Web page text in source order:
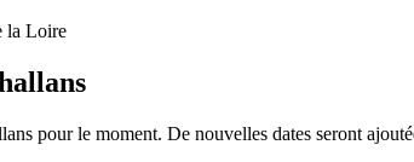
la Loire
pour le moment. De nouvelles dates seront